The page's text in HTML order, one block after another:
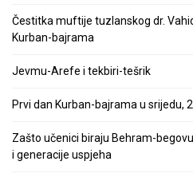
Čestitka muftije tuzlanskog dr.
Kurban-bajrama
Jevmu-Arefe i tekbiri-tešrik
Prvi dan Kurban-bajrama u srijedu,
Zašto učenici biraju Behram-
i generacije uspjeha